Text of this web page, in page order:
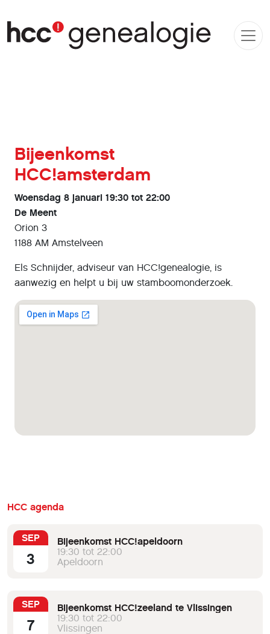
Bijeenkomst
HCC!amsterdam
Woensdag 8 januari 19:30 tot 22:00
De Meent
Orion 3
1188 AM Amstelveen
Els Schnijder, adviseur van HCC!genealogie, is
aanwezig en helpt u bij uw stamboomonderzoek.
HCC agenda
SEP
3
Bijeenkomst HCC!apeldoorn
19:30 tot 22:00
Apeldoorn
SEP
7
Bijeenkomst HCC!zeeland te Vlissingen
19:30 tot 22:00
Vlissingen